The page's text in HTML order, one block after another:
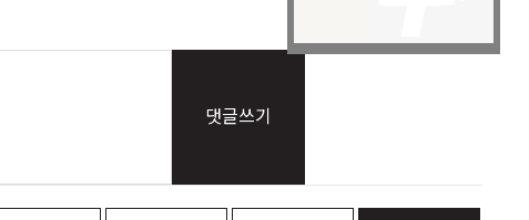
댓글쓰기